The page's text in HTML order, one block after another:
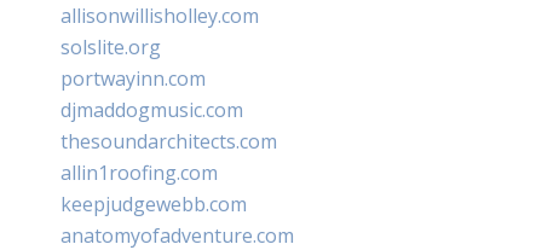
allisonwillisholley.com
solslite.org
portwayinn.com
djmaddogmusic.com
thesoundarchitects.com
allin1roofing.com
keepjudgewebb.com
anatomyofadventure.com